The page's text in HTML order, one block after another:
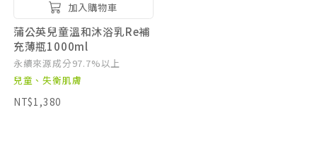
加入購物車
蒲公英兒童溫和沐浴乳Re補
充薄瓶1000ml
永續來源成分97.7%以上
兒童、失衡肌膚
NT$1,380